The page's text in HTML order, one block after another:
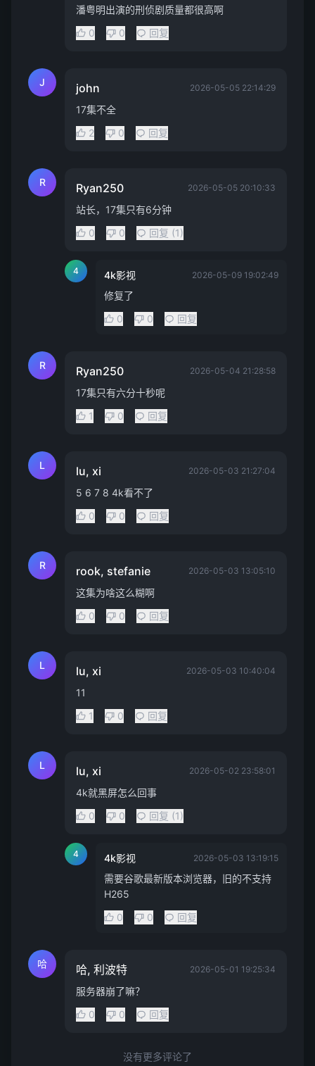
潘粤明出演的刑侦剧质量都很高啊
0
0 回复
J john 2026-05-05 22:14:29
17集不全
2
0 回复
R Ryan250 2026-05-05 20:10:33
站长，17集只有6分钟
0
0 回复 (1)
4 4k影视 2026-05-09 19:02:49
修复了
0
0 回复
R Ryan250 2026-05-04 21:28:58
17集只有六分十秒呢
1
0 回复
L lu, xi 2026-05-03 21:27:04
5 6 7 8 4k看不了
0
0 回复
R rook, stefanie 2026-05-03 13:05:10
这集为啥这么糊啊
0
0 回复
L lu, xi 2026-05-03 10:40:04
11
1
0 回复
L lu, xi 2026-05-02 23:58:01
4k就黑屏怎么回事
0
0 回复 (1)
4 4k影视 2026-05-03 13:19:15
需要谷歌最新版本浏览器，旧的不支持
H265
0
0 回复
哈 哈, 利波特 2026-05-01 19:25:34
服务器崩了嘛？
0
0 回复
没有更多评论了